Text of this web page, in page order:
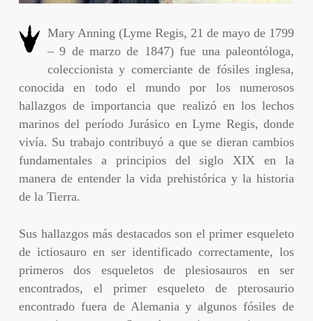
Mary Anning (Lyme Regis, 21 de mayo de 1799
– 9 de marzo de 1847) fue una paleontóloga,
coleccionista y comerciante de fósiles inglesa,
conocida en todo el mundo por los numerosos
hallazgos de importancia que realizó en los lechos
marinos del período Jurásico en Lyme Regis, donde
vivía. Su trabajo contribuyó a que se dieran cambios
fundamentales a principios del siglo XIX en la
manera de entender la vida prehistórica y la historia
de la Tierra.
Sus hallazgos más destacados son el primer esqueleto
de ictiosauro en ser identificado correctamente, los
primeros dos esqueletos de plesiosauros en ser
encontrados, el primer esqueleto de pterosaurio
encontrado fuera de Alemania y algunos fósiles de